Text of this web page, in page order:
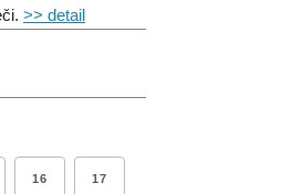
>> detail
16 17